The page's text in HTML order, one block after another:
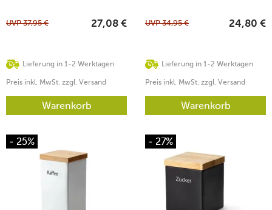
Lieferung in 1-2 Werktagen
UVP37,95 € 27,08 €
Preis inkl. MwSt. zzgl. Versand
Warenkorb
Lieferung in 1-2 Werktagen
UVP34,95 € 24,80 €
Preis inkl. MwSt. zzgl. Versand
Warenkorb
- 25% - 27%